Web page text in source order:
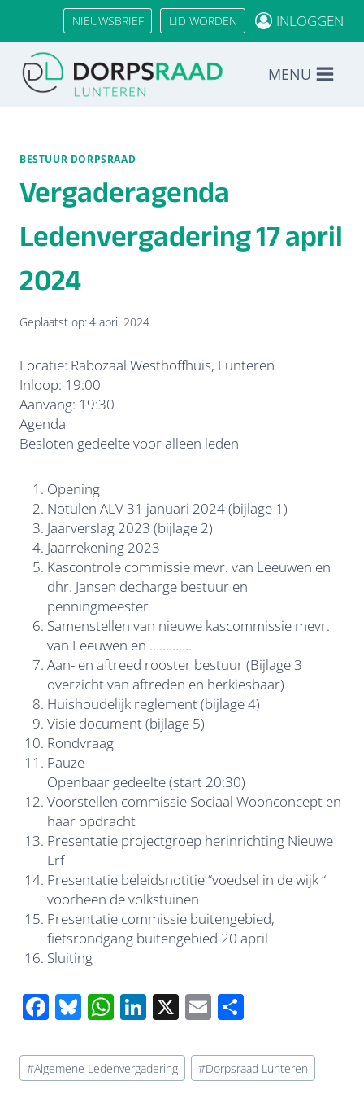
inhoud
NIEUWSBRIEF LID WORDEN INLOGGEN
MENU
BESTUUR DORPSRAAD
Vergaderagenda
Ledenvergadering 17 april
2024
Geplaatst op:4 april 2024
Locatie: Rabozaal Westhoffhuis, Lunteren
Inloop: 19:00
Aanvang: 19:30
Agenda
Besloten gedeelte voor alleen leden
Opening
Notulen ALV 31 januari 2024 (bijlage 1)
Jaarverslag 2023 (bijlage 2)
Jaarrekening 2023
Kascontrole commissie mevr. van Leeuwen en
dhr. Jansen decharge bestuur en
penningmeester
Samenstellen van nieuwe kascommissie mevr.
van Leeuwen en ………….
Aan- en aftreed rooster bestuur (Bijlage 3
overzicht van aftreden en herkiesbaar)
Huishoudelijk reglement (bijlage 4)
Visie document (bijlage 5)
Rondvraag
Pauze
Openbaar gedeelte (start 20:30)
Voorstellen commissie Sociaal Woonconcept en
haar opdracht
Presentatie projectgroep herinrichting Nieuwe
Erf
Presentatie beleidsnotitie “voedsel in de wijk “
voorheen de volkstuinen
Presentatie commissie buitengebied,
fietsrondgang buitengebied 20 april
Sluiting
F
e
b
Bl
e
sk
W
at
s
Li
k
e
X E
ail e
n
Bericht
tags:
#Algemene Ledenvergadering #Dorpsraad Lunteren